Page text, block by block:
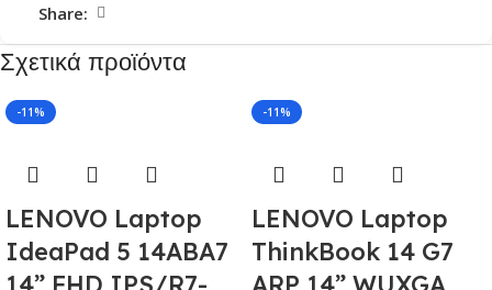
Share:
Σχετικά προϊόντα
-11%
LENOVO Laptop
IdeaPad 5 14ABA7
-11%
LENOVO Laptop
ThinkBook 14 G7